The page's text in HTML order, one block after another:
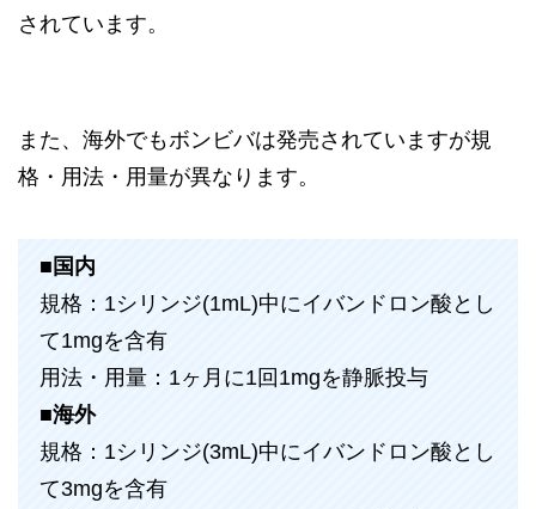
されています。
また、海外でもボンビバは発売されていますが規
格・用法・用量が異なります。
■国内
規格：1シリンジ(1mL)中にイバンドロン酸とし
て1mgを含有
用法・用量：1ヶ月に1回1mgを静脈投与
■海外
規格：1シリンジ(3mL)中にイバンドロン酸とし
て3mgを含有